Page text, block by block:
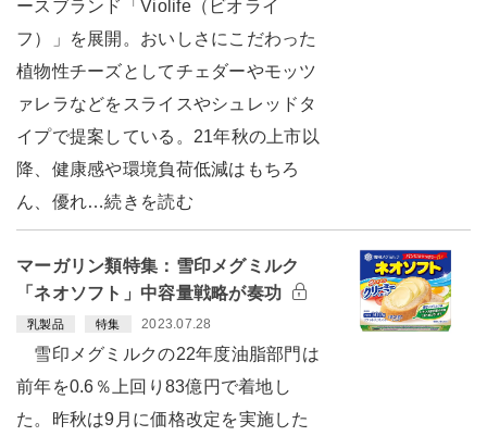
ースブランド「Violife（ビオライ
フ）」を展開。おいしさにこだわった
植物性チーズとしてチェダーやモッツ
ァレラなどをスライスやシュレッドタ
イプで提案している。21年秋の上市以
降、健康感や環境負荷低減はもちろ
ん、優れ…続きを読む
マーガリン類特集：雪印メグミルク
「ネオソフト」中容量戦略が奏功
乳製品 特集 2023.07.28
雪印メグミルクの22年度油脂部門は
前年を0.6％上回り83億円で着地し
た。昨秋は9月に価格改定を実施した